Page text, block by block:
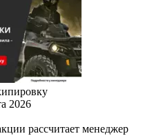
2026
рассчитает менеджер